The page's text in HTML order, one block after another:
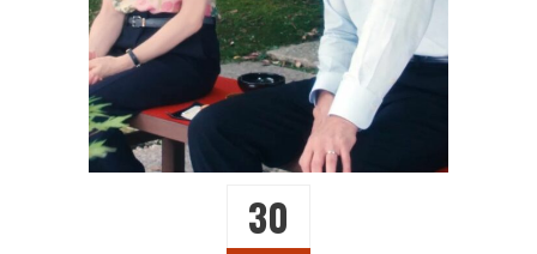
30